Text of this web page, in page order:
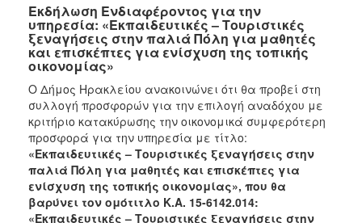
Εκδήλωση Ενδιαφέροντος για την
υπηρεσία: «Εκπαιδευτικές – Τουριστικές
ξεναγήσεις στην παλιά Πόλη για μαθητές
και επισκέπτες για ενίσχυση της τοπικής
οικονομίας»
Ο Δήμος Ηρακλείου ανακοινώνει ότι θα προβεί στη
συλλογή προσφορών για την επιλογή αναδόχου με
κριτήριο κατακύρωσης την οικονομικά συμφερότερη
προσφορά για την υπηρεσία με τίτλο:
«Εκπαιδευτικές – Τουριστικές ξεναγήσεις στην
παλιά Πόλη για μαθητές και επισκέπτες για
ενίσχυση της τοπικής οικονομίας», που θα
βαρύνει τον ομότιτλο Κ.Α. 15-6142.014:
«Εκπαιδευτικές – Τουριστικές ξεναγήσεις στην